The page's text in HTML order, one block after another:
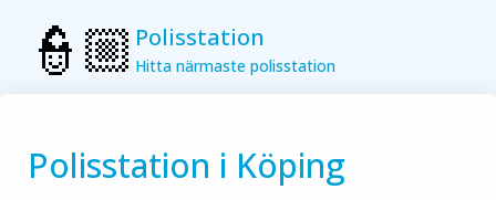
Polisstation
Hitta närmaste polisstation
Polisstation i Köping